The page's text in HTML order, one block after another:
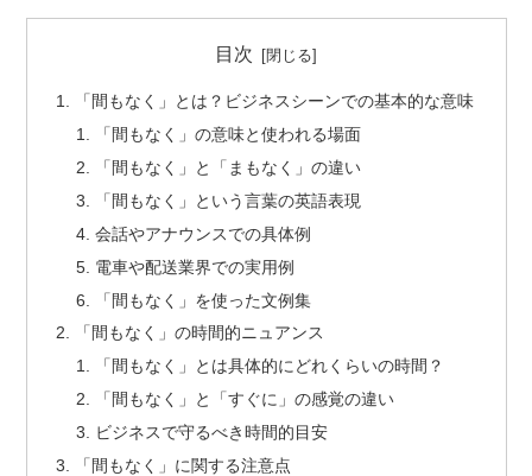
目次
「間もなく」とは？ビジネスシーンでの基本的な意味
「間もなく」の意味と使われる場面
「間もなく」と「まもなく」の違い
「間もなく」という言葉の英語表現
会話やアナウンスでの具体例
電車や配送業界での実用例
「間もなく」を使った文例集
「間もなく」の時間的ニュアンス
「間もなく」とは具体的にどれくらいの時間？
「間もなく」と「すぐに」の感覚の違い
ビジネスで守るべき時間的目安
「間もなく」に関する注意点